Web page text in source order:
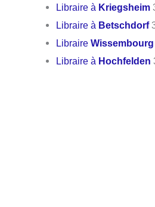
Libraire à Kriegsheim
Libraire à Betschdorf
LibraireWissembourg
Libraire à Hochfelden